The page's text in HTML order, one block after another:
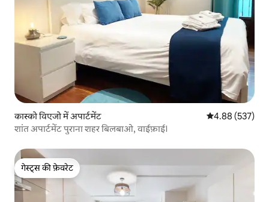
कास्को विएजो में अपार्टमेंट औसत रेटिंग 5 में से
4.88 (537)
शांत अपार्टमेंट पुराना शहर बिलबाओ, वाईफ़ाई।
गेस्ट्स की फ़ेवरेट
गेस्ट्स की फ़ेवरेट